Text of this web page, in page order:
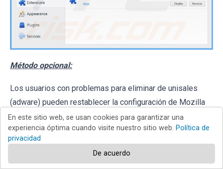
Método opcional:
Los usuarios con problemas para eliminar de unisales
(adware) pueden restablecer la configuración de Mozilla
Firefox.
Abra Mozilla Firefox; en la esquina superior derecha de la
ventana principal, haga clic en elmenú de Firefox ;
En este sitio web, se usan cookies para garantizar una
experiencia óptima cuando visite nuestro sitio web. Política de
privacidad
De acuerdo